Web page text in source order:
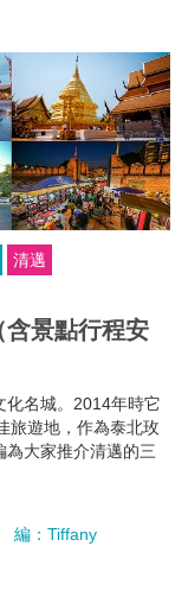
清邁
含景點行程安
化名城。2014年時它
旅遊地，作為泰北玫
大家推介清邁的三
編：Tiffany